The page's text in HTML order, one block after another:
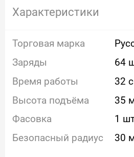
Характеристики
Торговая марка
Заряды
64
Время работы
32
Высота подъёма
35
Фасовка
1
Безопасный радиус
30